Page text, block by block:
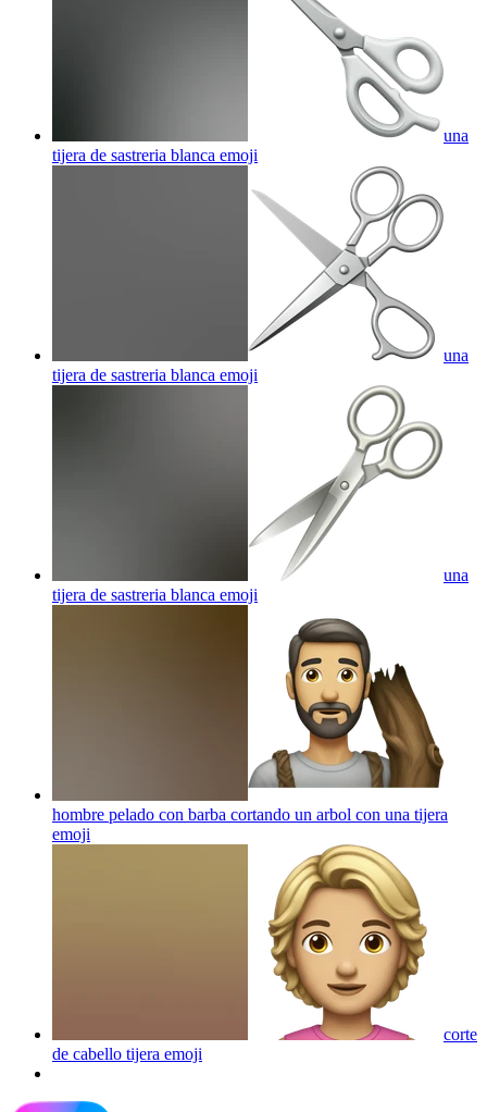
una
tijera de sastreria blanca emoji
una
tijera de sastreria blanca emoji
una
tijera de sastreria blanca emoji
hombre pelado con barba cortando un arbol con una tijera
emoji
corte
de cabello tijera emoji